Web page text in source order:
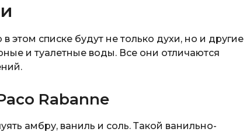
этом списке будут не только духи, но и другие
и туалетные воды. Все они отличаются
Rabanne
амбру, ваниль и соль. Такой ванильно-